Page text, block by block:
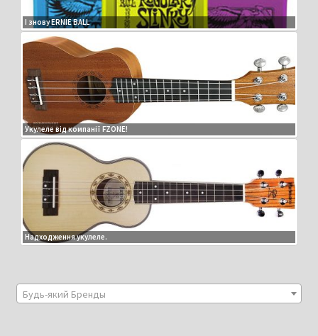
І знову ERNIE BALL
Укулеле від компанії FZONE!
Надходження укулеле.
Будь-який Бренды